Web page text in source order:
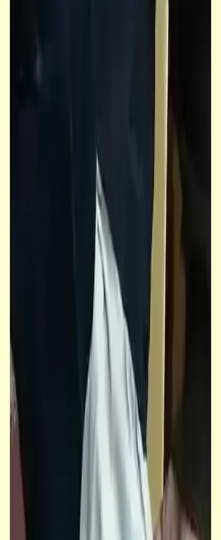
سجّل اسم امك واكسب جائزة "هوبَل" في
الاستخدامات المختلفة لكلمة "مشروع" | حسب
التخصّص والنيّة
من بره هالله هالله ومن جوه يعلم الله
قصص_سفاح كرموز
"سفاح كرموز" | الفصل السادس (1)